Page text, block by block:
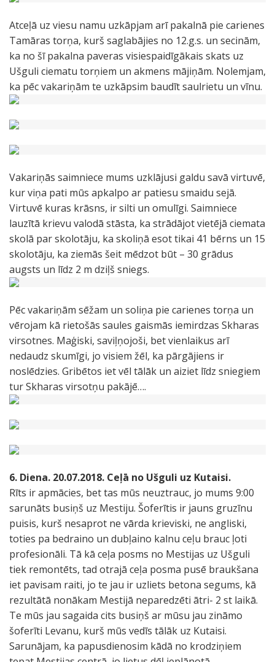
Atceļā uz viesu namu uzkāpjam arī pakalnā pie carienes
Tamāras torņa, kurš saglabājies no 12.g.s. un secinām,
ka no šī pakalna paveras visiespaidīgākais skats uz
Ušguli ciematu torņiem un akmens mājiņām. Nolemjam,
ka pēc vakariņām te uzkāpsim baudīt saulrietu un vīnu.
Vakariņās saimniece mums uzklājusi galdu savā virtuvē,
kur viņa pati mūs apkalpo ar patiesu smaidu sejā.
Virtuvē kuras krāsns, ir silti un omulīgi. Saimniece
lauzītā krievu valodā stāsta, ka strādājot vietējā ciemata
skolā par skolotāju, ka skoliņā esot tikai 41 bērns un 15
skolotāju, ka ziemās šeit mēdzot būt – 30 grādus
augsts un līdz 2 m dziļš sniegs.
Pēc vakariņām sēžam un soliņa pie carienes torņa un
vērojam kā rietošās saules gaismās iemirdzas Skharas
virsotnes. Maģiski, saviļņojoši, bet vienlaikus arī
nedaudz skumīgi, jo visiem žēl, ka pārgājiens ir
noslēdzies. Gribētos iet vēl tālāk un aiziet līdz sniegiem
tur Skharas virsotņu pakājē….
6. Diena. 20.07.2018. Ceļā no Ušguli uz Kutaisi.
Rīts ir apmācies, bet tas mūs neuztrauc, jo mums 9:00
sarunāts busiņš uz Mestiju. Šoferītis ir jauns gruzīnu
puisis, kurš nesaprot ne vārda krieviski, ne angliski,
toties pa bedraino un dubļaino kalnu ceļu brauc ļoti
profesionāli. Tā kā ceļa posms no Mestijas uz Ušguli
tiek remontēts, tad otrajā ceļa posma pusē braukšana
iet pavisam raiti, jo te jau ir uzliets betona segums, kā
rezultātā nonākam Mestijā neparedzēti ātri- 2 st laikā.
Te mūs jau sagaida cits busiņš ar mūsu jau zināmo
šoferīti Levanu, kurš mūs vedīs tālāk uz Kutaisi.
Sarunājam, ka papusdienosim kādā no krodziņiem